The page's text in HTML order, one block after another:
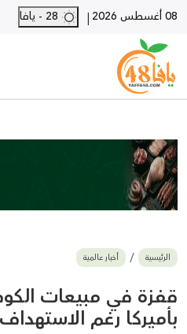
08 أغسطس 2026 |
أخبار محلية
أخبار يافا
SHORTS
أخبار اللد والرملة
بيع وشراء
أخبار القدس
وفيات
المزيد
الرئيسية أخبار عالمية
قفزة في مبيعات
بأميركا رغم الاستهداف